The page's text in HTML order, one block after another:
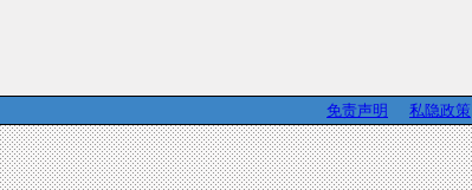
免责声明 私隐政策